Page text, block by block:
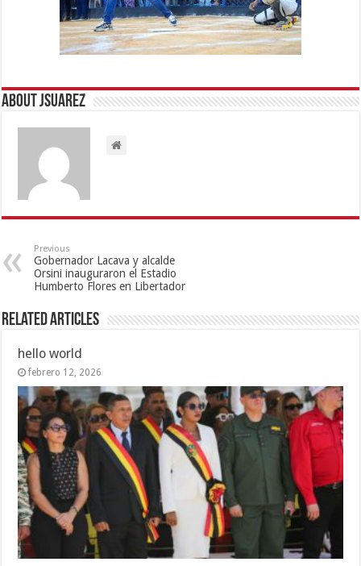
About Jsuarez
Previous
Gobernador Lacava y alcalde
Orsini inauguraron el Estadio
Humberto Flores en Libertador
Related Articles
hello world
febrero 12, 2026